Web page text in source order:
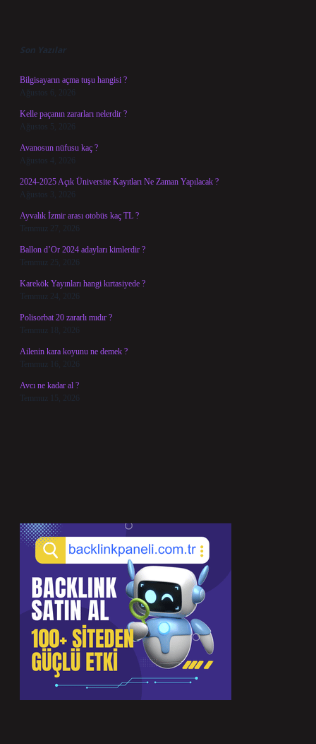
Son Yazılar
Bilgisayarın açma tuşu hangisi ?
Ağustos 6, 2026
Kelle paçanın zararları nelerdir ?
Ağustos 5, 2026
Avanosun nüfusu kaç ?
Ağustos 4, 2026
2024-2025 Açık Üniversite Kayıtları Ne Zaman Yapılacak ?
Ağustos 3, 2026
Ayvalık İzmir arası otobüs kaç TL ?
Temmuz 27, 2026
Ballon d’Or 2024 adayları kimlerdir ?
Temmuz 25, 2026
Karekök Yayınları hangi kırtasiyede ?
Temmuz 24, 2026
Polisorbat 20 zararlı mıdır ?
Temmuz 18, 2026
Ailenin kara koyunu ne demek ?
Temmuz 16, 2026
Avcı ne kadar al ?
Temmuz 15, 2026